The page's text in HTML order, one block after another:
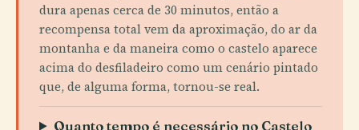
dura apenas cerca de 30 minutos, então a
recompensa total vem da aproximação, do ar da
montanha e da maneira como o castelo aparece
acima do desfiladeiro como um cenário pintado
que, de alguma forma, tornou-se real.
Quanto tempo é necessário no Castelo